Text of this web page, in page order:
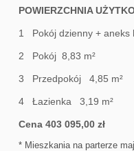
POWIERZCHNIA
1 Pokój dzienny + aneks
2 Pokój 8,83 m²
3 Przedpokój 4,85 m²
4 Łazienka 3,19 m²
Cena 403 095,00 zł
* Mieszkania na parterze